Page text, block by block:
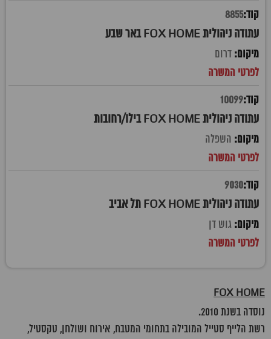
8855
עתודה ניהולית FOX HOME באר שבע
דרום
10099
עתודה ניהולית FOX HOME בילו/רחובות
השפלה
9030
עתודה ניהולית FOX HOME תל אביב
גוש דן
FOX HOME
נוסדה בשנת 2010.
רשת הלייף סטייל המובילה בתחומי המטבח, אירוח ושולחן, טקסטיל,